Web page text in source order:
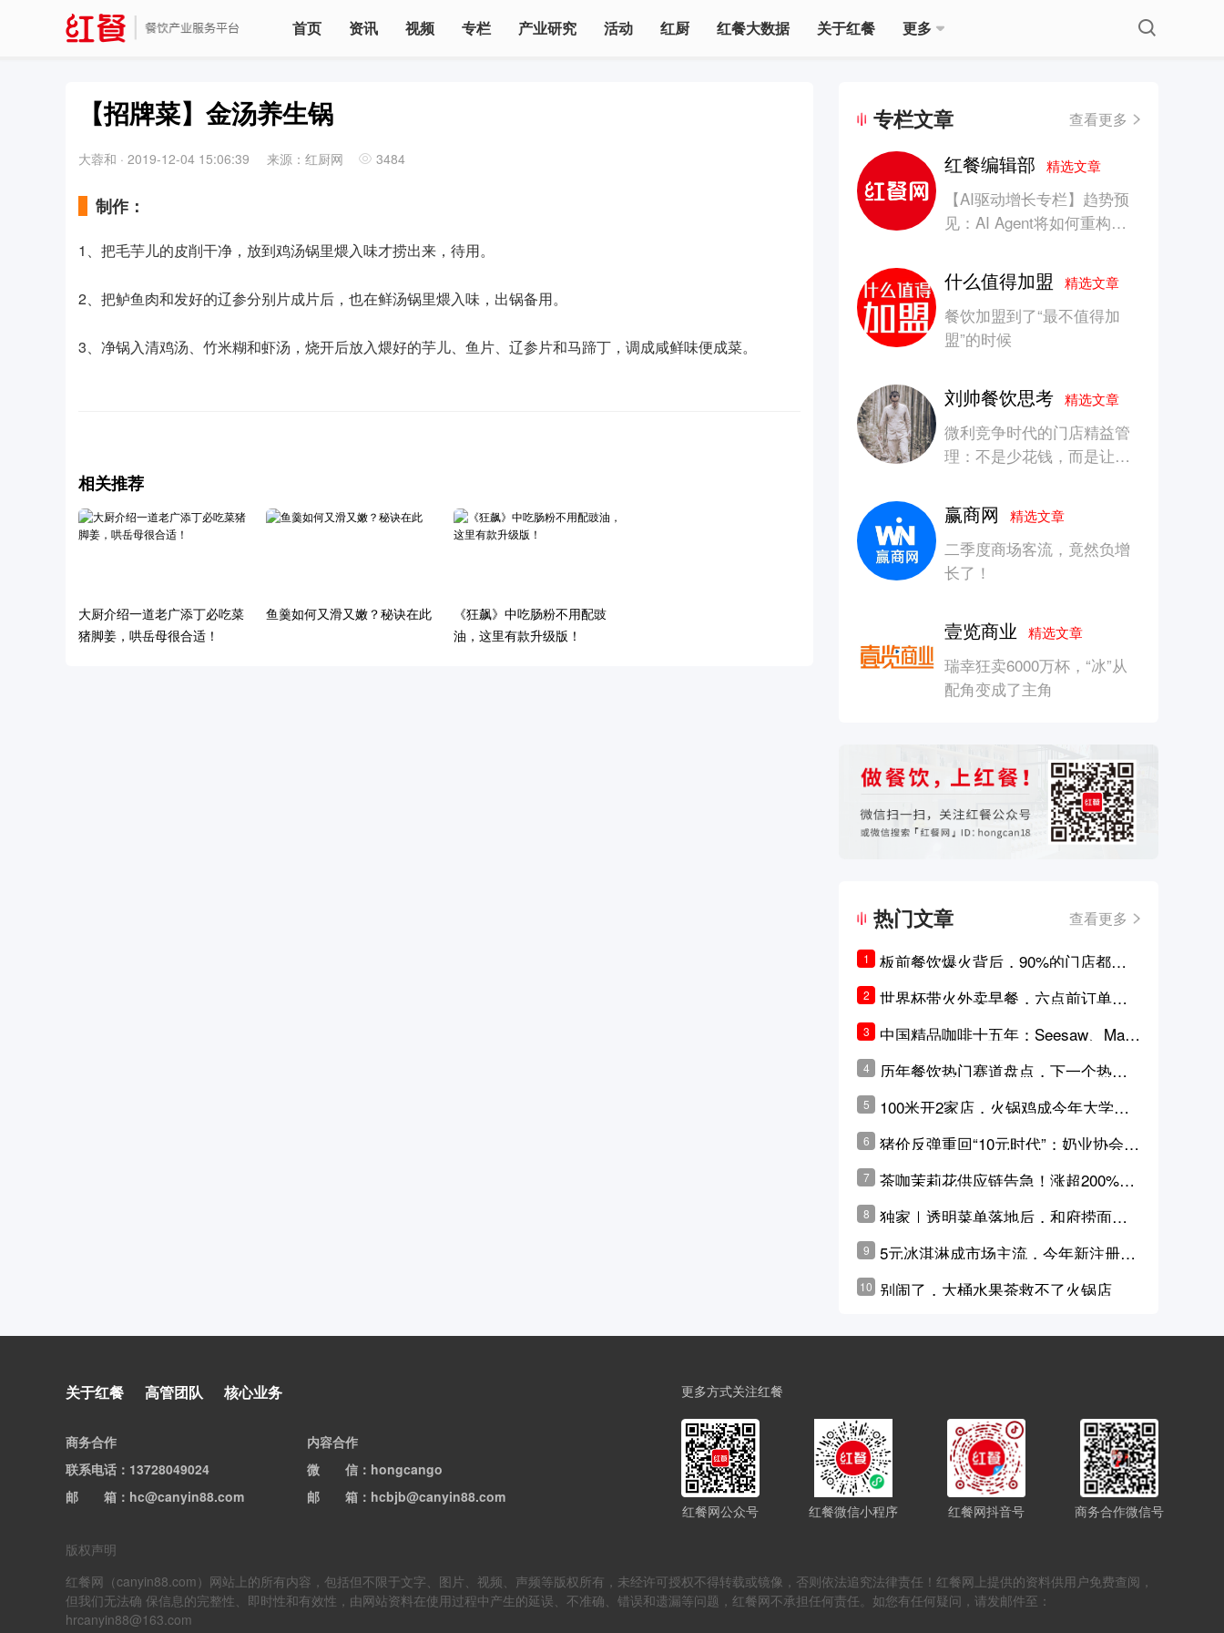
首页 资讯 视频 专栏 产业研究 活动 红厨 红餐大数据 关于红餐 更多
【招牌菜】金汤养生锅
大蓉和 · 2019-12-04 15:06:39 来源：红厨网 3484
制作：
1、把毛芋儿的皮削干净，放到鸡汤锅里煨入味才捞出来，待用。
2、把鲈鱼肉和发好的辽参分别片成片后，也在鲜汤锅里煨入味，出锅备用。
3、净锅入清鸡汤、竹米糊和虾汤，烧开后放入煨好的芋儿、鱼片、辽参片和马蹄丁，调成咸鲜味便成菜。
相关推荐
大厨介绍一道老广添丁必吃菜
猪脚姜，哄岳母很合适！
鱼羹如何又滑又嫩？秘诀在此
《狂飙》中吃肠粉不用配豉
油，这里有款升级版！
专栏文章 查看更多
红餐编辑部精选文章
【AI驱动增长专栏】趋势预
见：AI Agent将如何重构消
什么值得加盟精选文章
餐饮加盟到了“最不值得加
盟”的时候
刘帅餐饮思考精选文章
微利竞争时代的门店精益管
理：不是少花钱，而是让每
赢商网精选文章
二季度商场客流，竟然负增
长了！
壹览商业精选文章
瑞幸狂卖6000万杯，“冰”从
配角变成了主角
热门文章 查看更多
1
板前餐饮爆火背后，90%的门店都只
是徒有其表的刻意作秀？
2
世界杯带火外卖早餐，六点前订单大
3
中国精品咖啡十五年：Seesaw、Man
ner、M Stand为何结出了不同的果
实？
4
历年餐饮热门赛道盘点，下一个热门
5
100米开2家店，火锅鸡成今年大学城
6
猪价反弹重回“10元时代”；奶业协会称
原奶价格现回暖迹象
7
茶咖茉莉花供应链告急！涨超200%，
横州花价冲破50元一斤
8
独家｜透明菜单落地后，和府捞面李
学林公布未来10年计划
9
5元冰淇淋成市场主流，今年新注册相
10 别闹了，大桶水果茶救不了火锅店
关于红餐 高管团队 核心业务
商务合作
联系电话 ：13728049024
邮箱：hc@canyin88.com
内容合作
微信：hongcango
邮箱：hcbjb@canyin88.com
更多方式关注红餐
红餐网公众号 红餐微信小程序 红餐网抖音号 商务合作微信号
版权声明
红餐网（canyin88.com）网站上的所有内容，包括但不限于文字、图片、视频、声频等版权所有，未经许可授权不得转载或镜像，否则依法追究法律责任！红餐网上提供的资料供用户免费查阅，
但我们无法确 保信息的完整性、即时性和有效性，由网站资料在使用过程中产生的延误、不准确、错误和遗漏等问题，红餐网不承担任何责任。如您有任何疑问，请发邮件至：
hrcanyin88@163.com